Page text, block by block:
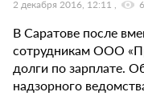
2 декабря 2016, 12:11
В Саратове после
сотрудникам ООО
долги по зарплате.
надзорного